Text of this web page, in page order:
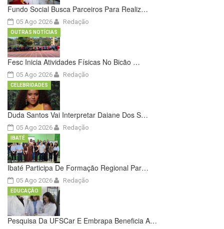
Fundo Social Busca Parceiros Para Realiz…
05 Ago 2026 Redação
Fesc Inicia Atividades Físicas No Bicão …
05 Ago 2026
OUTRAS NOTÍCIAS
Redação
Duda Santos Vai Interpretar Daiane Dos S…
05 Ago 2026
CELEBRIDADES
Redação
Ibaté Participa De Formação Regional Par…
05 Ago 2026
IBATÉ
Redação
Pesquisa Da UFSCar E Embrapa Beneficia A…
EDUCAÇÃO